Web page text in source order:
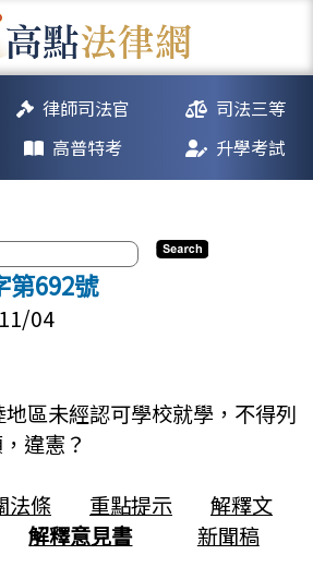
律師司法官
司法三等
高普特考 升學考試
第692號
04
區未經認可學校就學，不得列
違憲？
法條 重點提示
解釋文
解釋意見書
新聞稿